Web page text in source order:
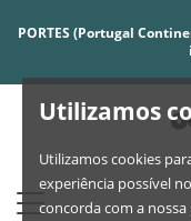
Utilizamos
Utilizamos cookies
experiência possível
concorda com a
PORTES (Portugal